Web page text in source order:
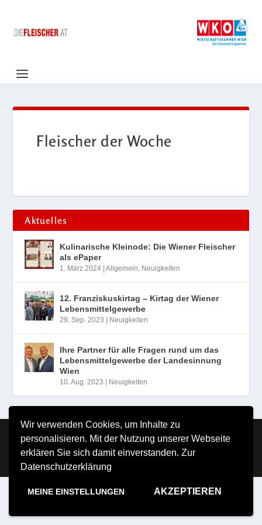
Wir verwenden Cookies, um Inhalte zu
personalisieren. Mit der Nutzung unserer Webseite
erklären Sie sich damit einverstanden. Zur
Datenschutzerklärung
MEINE EINSTELLUNGEN AKZEPTIEREN
Fleischer der Woche
Aktuelles
Kulinarische Kleinode: Die Wiener Fleischer
als ePaper
1. März 2024 |Allgemein, Neuigkeiten
12. Franziskuskirtag – Kirtag der Wiener
Lebensmittelgewerbe
29. Sep. 2023 Neuigkeiten
Ihre Partner für alle Fragen rund um das
Lebensmittelgewerbe der Landesinnung
Wien
10. Aug. 2023 Neuigkeiten
Copyright MILDE VERLAG Michael Milde e.U. 2026
Impressum
Nutzungsbestimmungen Datenschutzerklärung